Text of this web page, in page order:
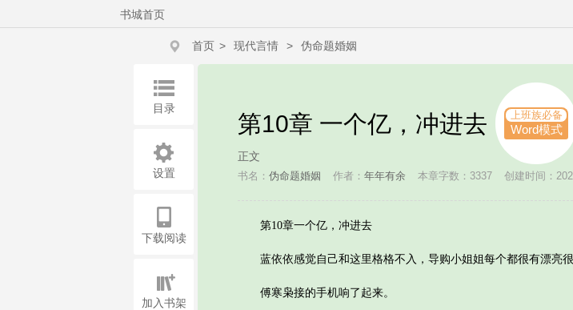
书城首页
首页 > 现代言情 > 伪命题婚姻
第10章 一个亿，冲进去 上班族必备
Word模式
正文
书名： 伪命题婚姻 作者： 年年有余 本章字数：3337 创建时间：
第10章一个亿，冲进去
蓝依依感觉自己和这里格格不入，导购小姐姐每个都很有漂亮很
傅寒枭接的手机响了起来。
目录
设置
下载阅读
加入书架